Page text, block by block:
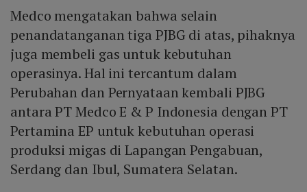
Medco mengatakan bahwa selain
penandatanganan tiga PJBG di atas, pihaknya
juga membeli gas untuk kebutuhan
operasinya. Hal ini tercantum dalam
Perubahan dan Pernyataan kembali PJBG
antara PT Medco E & P Indonesia dengan PT
Pertamina EP untuk kebutuhan operasi
produksi migas di Lapangan Pengabuan,
Serdang dan Ibul, Sumatera Selatan.